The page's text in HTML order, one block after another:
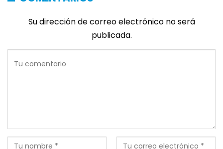
Su dirección de correo electrónico no será
publicada.